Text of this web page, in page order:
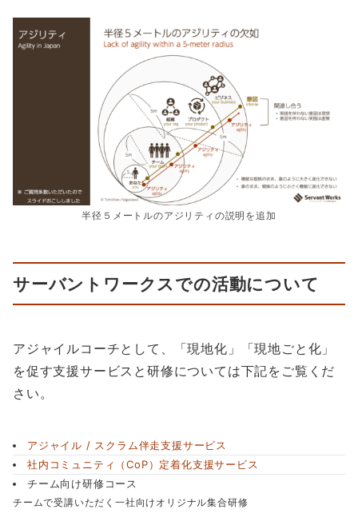
半径５メートルのアジリティの説明を追加
サーバントワークスでの活動について
アジャイルコーチとして、「現地化」「現地ごと化」
を促す支援サービスと研修については下記をご覧くだ
さい。
アジャイル / スクラム伴走支援サービス
社内コミュニティ（CoP）定着化支援サービス
チーム向け研修コース
チームで受講いただく一社向けオリジナル集合研修